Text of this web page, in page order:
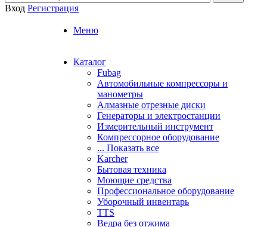
Вход Регистрация
Меню
Каталог
Fubag
Автомобильные компрессоры и
манометры
Алмазные отрезные диски
Генераторы и электростанции
Измерительный инструмент
Компрессорное оборудование
... Показать все
Karcher
Бытовая техника
Моющие средства
Профессиональное оборудование
Уборочный инвентарь
TTS
Ведра без отжима